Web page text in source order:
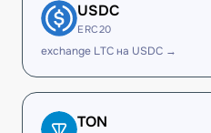
USDC
ERC20
exchange LTC на USDC →
TON